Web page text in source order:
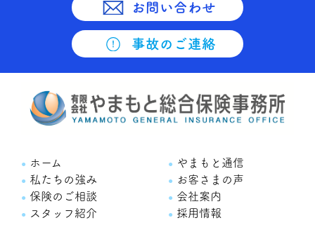
お問い合わせ
事故のご連絡
ホーム
私たちの強み
保険のご相談
スタッフ紹介
やまもと通信
お客さまの声
会社案内
採用情報